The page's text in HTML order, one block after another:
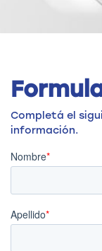
Completá el
información.